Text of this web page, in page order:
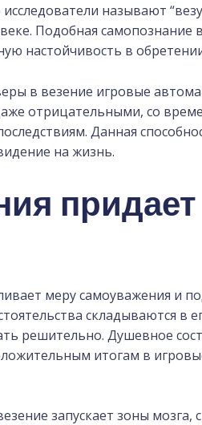
называют
Подобная самопознание
настойчивость в
в везение игровые
отрицательными, со
Данная
на жизнь.
придает
меру самоуважения и
складываются в
решительно. Душевное
итогам в
запускает зоны мозга,